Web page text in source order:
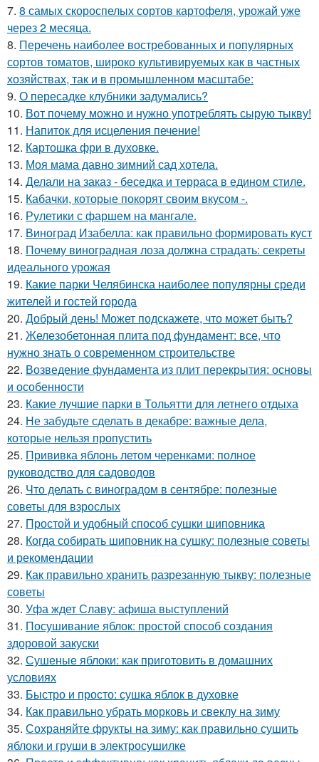
7. 8 самых скороспелых сортов картофеля, урожай уже
через 2 месяца.
8. Перечень наиболее востребованных и популярных
сортов томатов, широко культивируемых как в частных
хозяйствах, так и в промышленном масштабе:
9. О пересадке клубники задумались?
10. Вот почему можно и нужно употреблять сырую тыкву!
11. Напиток для исцеления печение!
12. Картошка фри в духовке.
13. Моя мама давно зимний сад хотела.
14. Делали на заказ - беседка и терраса в едином стиле.
15. Кабачки, которые покорят своим вкусом -.
16. Рулетики с фаршем на мангале.
17. Виноград Изабелла: как правильно формировать куст
18. Почему виноградная лоза должна страдать: секреты
идеального урожая
19. Какие парки Челябинска наиболее популярны среди
жителей и гостей города
20. Добрый день! Может подскажете, что может быть?
21. Железобетонная плита под фундамент: все, что
нужно знать о современном строительстве
22. Возведение фундамента из плит перекрытия: основы
и особенности
23. Какие лучшие парки в Тольятти для летнего отдыха
24. Не забудьте сделать в декабре: важные дела,
которые нельзя пропустить
25. Прививка яблонь летом черенками: полное
руководство для садоводов
26. Что делать с виноградом в сентябре: полезные
советы для взрослых
27. Простой и удобный способ сушки шиповника
28. Когда собирать шиповник на сушку: полезные советы
и рекомендации
29. Как правильно хранить разрезанную тыкву: полезные
советы
30. Уфа ждет Славу: афиша выступлений
31. Посушивание яблок: простой способ создания
здоровой закуски
32. Сушеные яблоки: как приготовить в домашних
условиях
33. Быстро и просто: сушка яблок в духовке
34. Как правильно убрать морковь и свеклу на зиму
35. Сохраняйте фрукты на зиму: как правильно сушить
яблоки и груши в электросушилке